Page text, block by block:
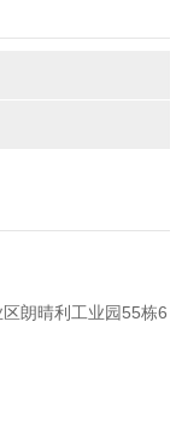
朗晴利工业园55栋6